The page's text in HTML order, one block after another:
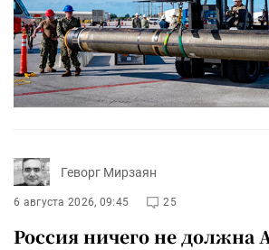
Геворг Мирзаян
6 августа 2026, 09:45 25
Россия ничего не должна